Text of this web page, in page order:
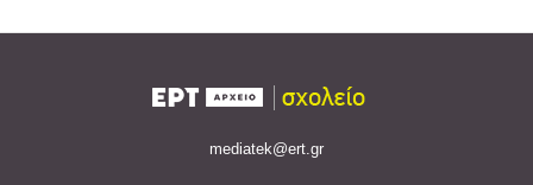
mediatek@ert.gr